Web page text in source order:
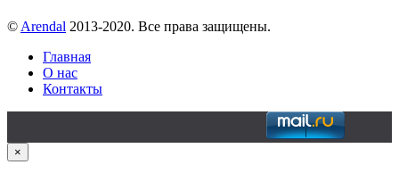
© Arendal 2013-2020. Все права защищены.
Главная
О нас
Контакты
×